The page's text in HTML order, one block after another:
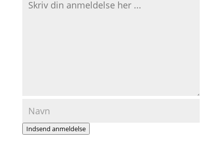
Indsend anmeldelse